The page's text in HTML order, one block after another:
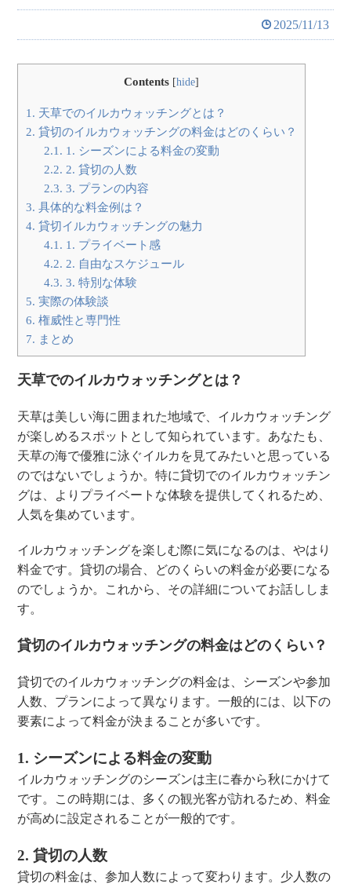
2025/11/13
Contents [hide]
1. 天草でのイルカウォッチングとは？
2. 貸切のイルカウォッチングの料金はどのくらい？
2.1. 1. シーズンによる料金の変動
2.2. 2. 貸切の人数
2.3. 3. プランの内容
3. 具体的な料金例は？
4. 貸切イルカウォッチングの魅力
4.1. 1. プライベート感
4.2. 2. 自由なスケジュール
4.3. 3. 特別な体験
5. 実際の体験談
6. 権威性と専門性
7. まとめ
天草でのイルカウォッチングとは？
天草は美しい海に囲まれた地域で、イルカウォッチング
が楽しめるスポットとして知られています。あなたも、
天草の海で優雅に泳ぐイルカを見てみたいと思っている
のではないでしょうか。特に貸切でのイルカウォッチン
グは、よりプライベートな体験を提供してくれるため、
人気を集めています。
イルカウォッチングを楽しむ際に気になるのは、やはり
料金です。貸切の場合、どのくらいの料金が必要になる
のでしょうか。これから、その詳細についてお話ししま
す。
貸切のイルカウォッチングの料金はどのくらい？
貸切でのイルカウォッチングの料金は、シーズンや参加
人数、プランによって異なります。一般的には、以下の
要素によって料金が決まることが多いです。
1. シーズンによる料金の変動
イルカウォッチングのシーズンは主に春から秋にかけて
です。この時期には、多くの観光客が訪れるため、料金
が高めに設定されることが一般的です。
2. 貸切の人数
貸切の料金は、参加人数によって変わります。少人数の